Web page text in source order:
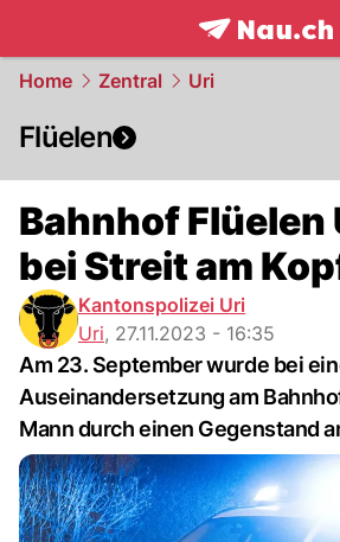
frontpage.
Home Zentral Uri
Flüelen
Bahnhof Flüelen
bei Streit am
Kantonspolizei Uri
Uri, 27.11.2023 - 16:35
Am 23. September wurde bei
Auseinandersetzung am
Mann durch einen Gegenstand